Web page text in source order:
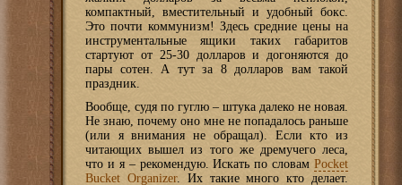
компактный, вместительный и удобный бокс.
Это почти коммунизм! Здесь средние цены на
инструментальные ящики таких габаритов
стартуют от 25-30 долларов и догоняются до
пары сотен. А тут за 8 долларов вам такой
праздник.
Вообще, судя по гуглю – штука далеко не новая.
Не знаю, почему оно мне не попадалось раньше
(или я внимания не обращал). Если кто из
читающих вышел из того же дремучего леса,
что и я – рекомендую. Искать по словам Pocket
Bucket Organizer. Их такие много кто делает.